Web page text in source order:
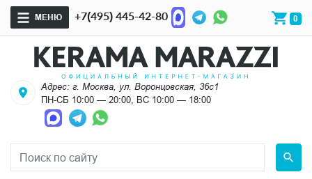
МЕНЮ +7(495) 445-42-80 0
Адрес: г. Москва, ул. Воронцовская, 36с1
ПН-СБ 10:00 — 20:00, ВС 10:00 — 18:00